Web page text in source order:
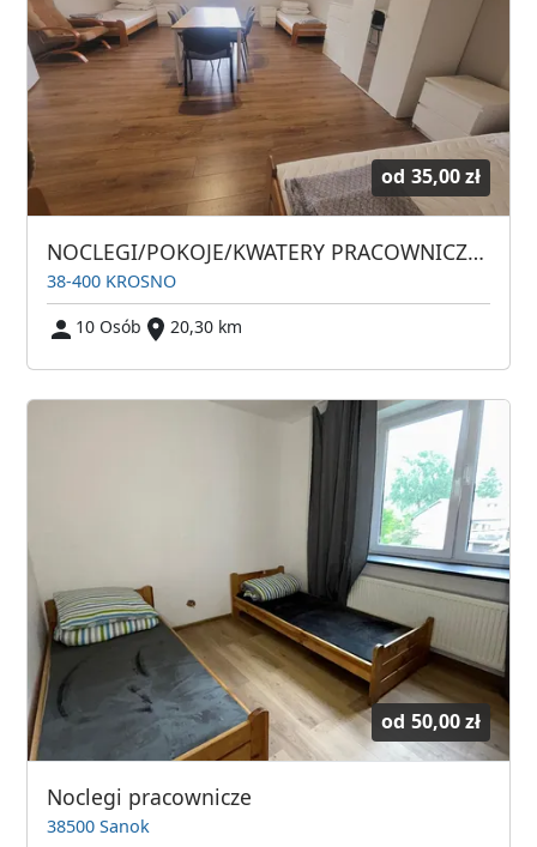
od 35,00 zł
NOCLEGI/POKOJE/KWATERY PRACOWNICZE w Krośnie
38-400 KROSNO
10 Osób
20,30 km
od 50,00 zł
Noclegi pracownicze
38500 Sanok